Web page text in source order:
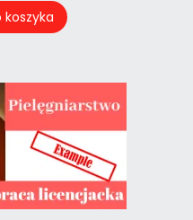
koszyka